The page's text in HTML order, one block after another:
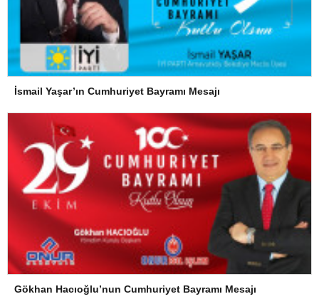
İsmail Yaşar’ın Cumhuriyet Bayramı Mesajı
Gökhan Hacıoğlu’nun Cumhuriyet Bayramı Mesajı